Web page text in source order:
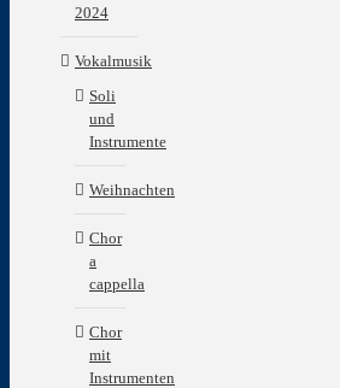
2024
Vokalmusik
Soli
und
Instrumente
Weihnachten
Chor
a
cappella
Chor
mit
Instrumenten